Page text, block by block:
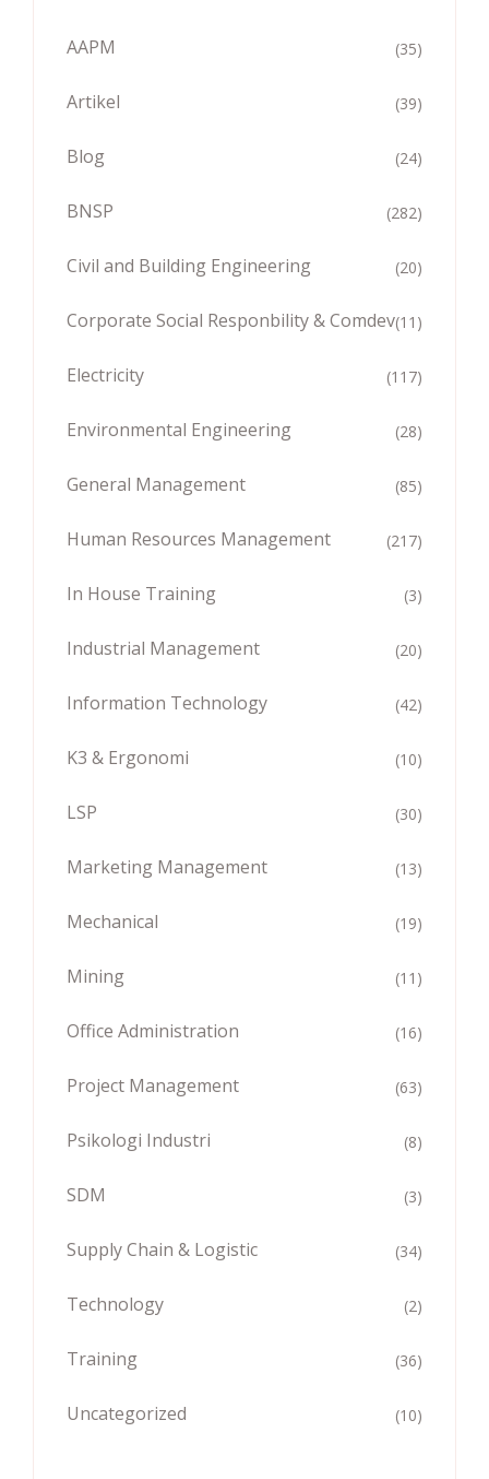
AAPM (35)
Artikel (39)
Blog (24)
BNSP (282)
Civil and Building Engineering (20)
Corporate Social Responbility & Comdev(11)
Electricity (117)
Environmental Engineering (28)
General Management (85)
Human Resources Management (217)
In House Training (3)
Industrial Management (20)
Information Technology (42)
K3 & Ergonomi (10)
LSP (30)
Marketing Management (13)
Mechanical (19)
Mining (11)
Office Administration (16)
Project Management (63)
Psikologi Industri (8)
SDM (3)
Supply Chain & Logistic (34)
Technology (2)
Training (36)
Uncategorized (10)